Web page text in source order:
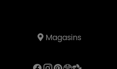
Magasins